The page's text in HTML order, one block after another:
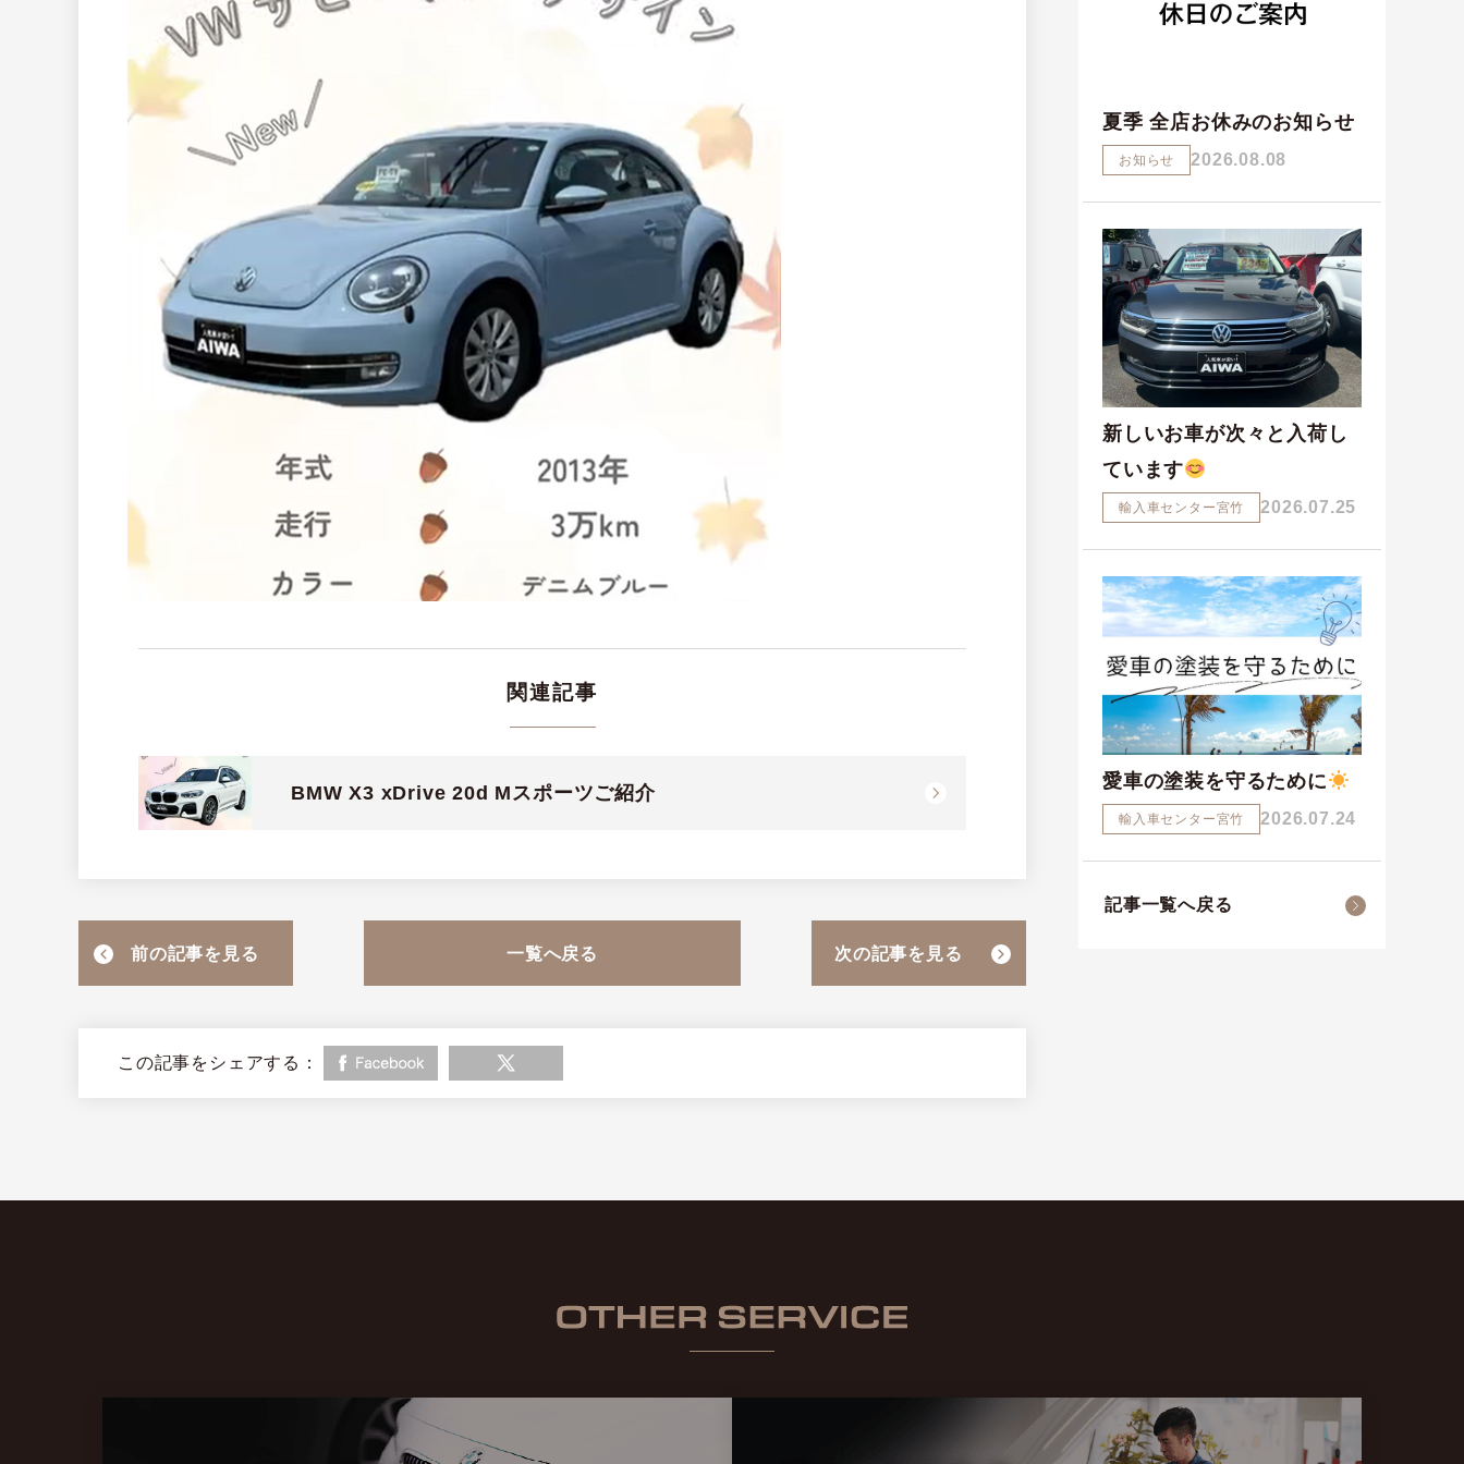
関連記事
BMW X3 xDrive 20d Mスポーツご紹介
前の記事を見る 一覧へ戻る 次の記事を見る
この記事をシェアする：
夏季 全店お休みのお知らせ
お知らせ 2026.08.08
新しいお車が次々と入荷し
ています
輸入車センター宮竹 2026.07.25
愛車の塗装を守るために
輸入車センター宮竹 2026.07.24
記事一覧へ戻る